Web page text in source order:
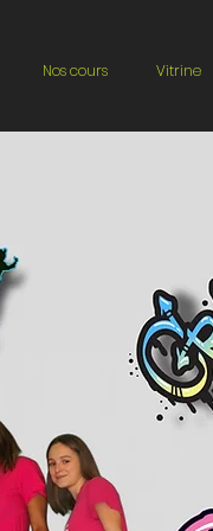
Nos cours Vitrine